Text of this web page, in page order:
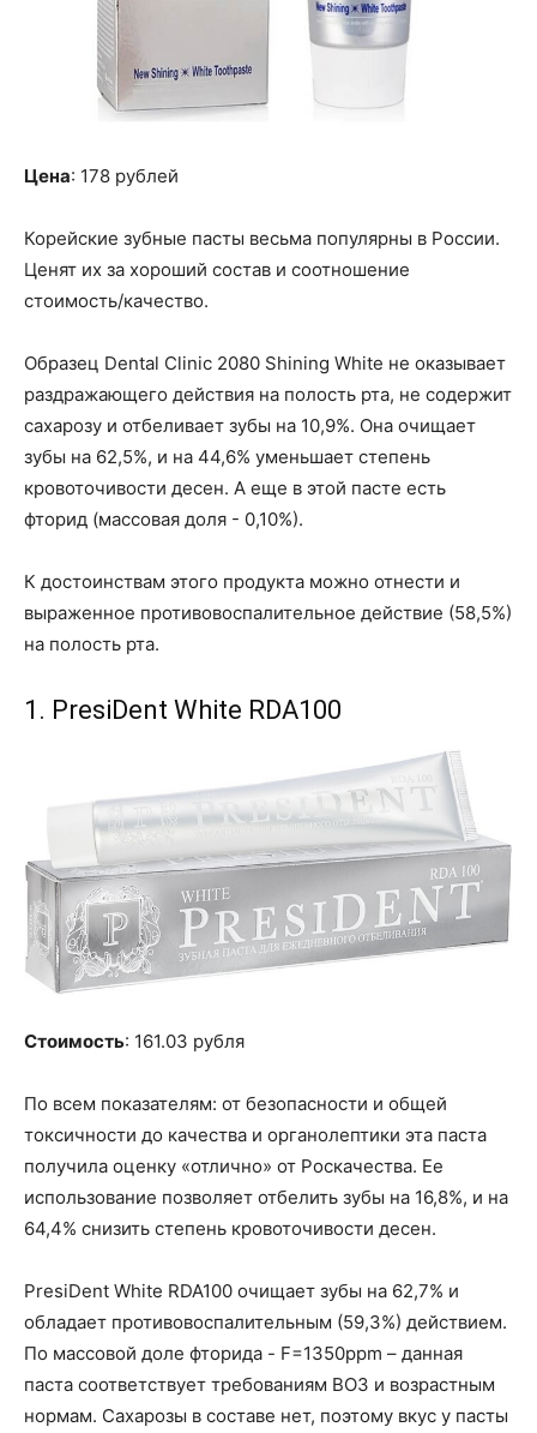
Цена: 178 рублей
Корейские зубные пасты весьма популярны в России.
Ценят их за хороший состав и соотношение
стоимость/качество.
Образец Dental Clinic 2080 Shining White не оказывает
раздражающего действия на полость рта, не содержит
сахарозу и отбеливает зубы на 10,9%. Она очищает
зубы на 62,5%, и на 44,6% уменьшает степень
кровоточивости десен. А еще в этой пасте есть
фторид (массовая доля - 0,10%).
К достоинствам этого продукта можно отнести и
выраженное противовоспалительное действие (58,5%)
на полость рта.
1. PresiDent White RDA100
Стоимость: 161.03 рубля
По всем показателям: от безопасности и общей
токсичности до качества и органолептики эта паста
получила оценку «отлично» от Роскачества. Ее
использование позволяет отбелить зубы на 16,8%, и на
64,4% снизить степень кровоточивости десен.
PresiDent White RDA100 очищает зубы на 62,7% и
обладает противовоспалительным (59,3%) действием.
По массовой доле фторида - F=1350ppm – данная
паста соответствует требованиям ВОЗ и возрастным
нормам. Сахарозы в составе нет, поэтому вкус у пасты